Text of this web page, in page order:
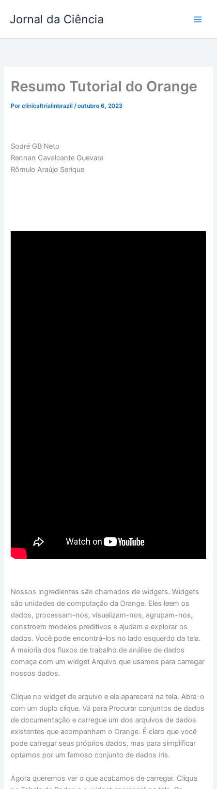
para
conteúdo
Jornal da Ciência
Resumo Tutorial do Orange
Porclinicaltrialinbrazil/outubro 6, 2023
Sodré GB Neto
Rennan Cavalcante Guevara
Rômulo Araújo Serique
Nossos ingredientes são chamados de widgets. Widgets
são unidades de computação da Orange. Eles leem os
dados, processam-nos, visualizam-nos, agrupam-nos,
constroem modelos preditivos e ajudam a explorar os
dados. Você pode encontrá-los no lado esquerdo da tela.
A maioria dos fluxos de trabalho de análise de dados
começa com um widget Arquivo que usamos para carregar
nossos dados.
Clique no widget de arquivo e ele aparecerá na tela. Abra-o
com um duplo clique. Vá para Procurar conjuntos de dados
de documentação e carregue um dos arquivos de dados
existentes que acompanham o Orange. É claro que você
pode carregar seus próprios dados, mas para simplificar
optamos por um famoso conjunto de dados Iris.
Agora queremos ver o que acabamos de carregar. Clique